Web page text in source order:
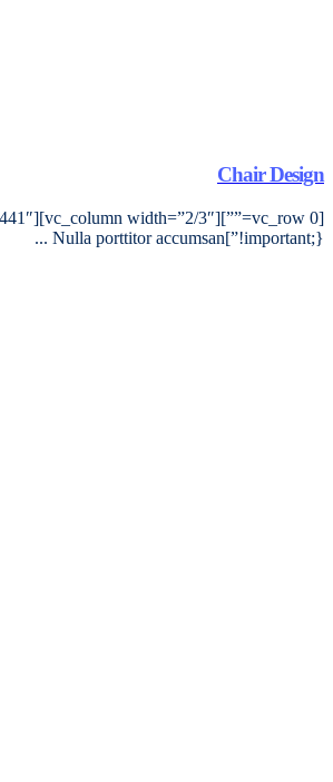
Chair Design
!important;}”]Nulla porttitor accumsan ...